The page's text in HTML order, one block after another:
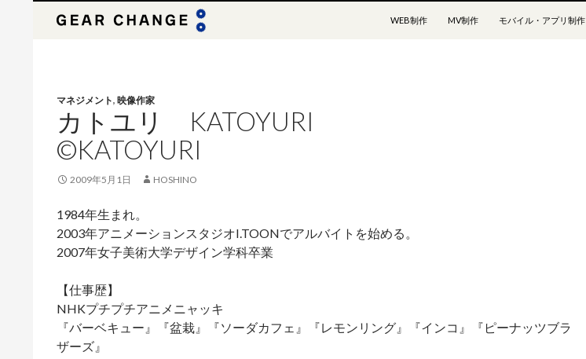
WEB制作
MV制作 モバイル・アプリ制作
マネジメント, 映像作家
カトユリ KATOYURI
©KATOYURI
2009年5月1日 HOSHINO
1984年生まれ。
2003年アニメーションスタジオI.TOONでアルバイトを始める。
2007年女子美術大学デザイン学科卒業
【仕事歴】
NHKプチプチアニメニャッキ
『バーベキュー』『盆栽』『ソーダカフェ』『レモンリング』『インコ』『ピーナッツブラ
ザーズ』